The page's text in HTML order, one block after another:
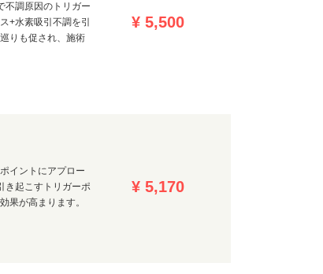
不調原因のトリガー
+水素吸引不調を引
りも促され、施術
¥ 5,500
イントにアプロー
き起こすトリガーポ
果が高まります。
¥ 5,170